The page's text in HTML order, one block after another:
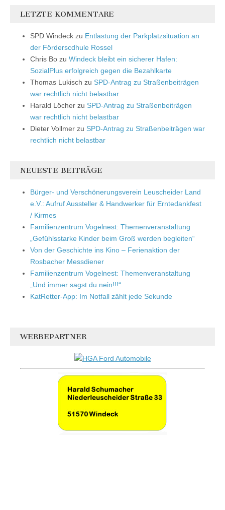
LETZTE KOMMENTARE
SPD Windeck zu Entlastung der Parkplatzsituation an
der Förderscdhule Rossel
Chris Bo zu Windeck bleibt ein sicherer Hafen:
SozialPlus erfolgreich gegen die Bezahlkarte
Thomas Lukisch zu SPD-Antrag zu Straßenbeiträgen
war rechtlich nicht belastbar
Harald Löcher zu SPD-Antrag zu Straßenbeiträgen
war rechtlich nicht belastbar
Dieter Vollmer zu SPD-Antrag zu Straßenbeiträgen war
rechtlich nicht belastbar
NEUESTE BEITRÄGE
Bürger- und Verschönerungsverein Leuscheider Land
e.V.: Aufruf Aussteller & Handwerker für Erntedankfest
/ Kirmes
Familienzentrum Vogelnest: Themenveranstaltung
„Gefühlsstarke Kinder beim Groß werden begleiten“
Von der Geschichte ins Kino – Ferienaktion der
Rosbacher Messdiener
Familienzentrum Vogelnest: Themenveranstaltung
„Und immer sagst du nein!!!“
KatRetter-App: Im Notfall zählt jede Sekunde
WERBEPARTNER